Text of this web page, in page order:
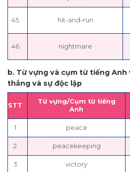
45 hit-and-run
46 nightmare
b. Từ vựng và cụm từ tiếng Anh
thắng và sự độc lập
STT
Từ vựng/Cụm từ tiếng
Anh
1 peace
2 peacekeeping
3 victory